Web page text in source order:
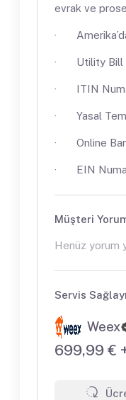
evrak ve
·
· Utility Bill
· ITIN
· Yasal
· Online
· EIN
Müşteri
Henüz yorum
Servis
Weex
699,99 €